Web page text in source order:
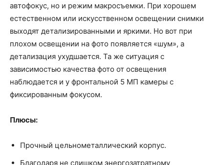
автофокус, но и режим макросъемки. При хорошем
естественном или искусственном освещении снимки
выходят детализированными и яркими. Но вот при
плохом освещении на фото появляется «шум», а
детализация ухудшается. Та же ситуация с
зависимостью качества фото от освещения
наблюдается и у фронтальной 5 МП камеры с
фиксированным фокусом.
Плюсы:
Прочный цельнометаллический корпус.
Благодаря не слишком энергозатратному